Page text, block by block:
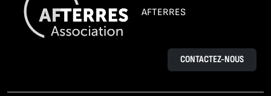
AFTERRES
CONTACTEZ-NOUS